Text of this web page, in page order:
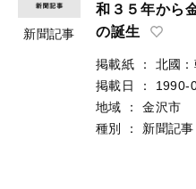
新聞記事
和３５年から
の誕生
掲載紙 ：
北國：
掲載日
：
1990-
地域
：
金沢市
種別
： 新聞記事